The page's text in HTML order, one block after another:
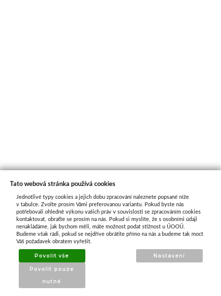
O nás
ATAX Tech je váš spolehlivý partner v oblasti
kotevní techniky, stavebního nářadí a
příslušenství již 32 let.
Specializujeme se na prodej profesionálního
nářadí značky Milwaukee a dalších
Tato webová stránka používá cookies
Jednotlivé typy cookies a jejich dobu zpracování naleznete popsané níže
v tabulce. Zvolte prosím Vámi preferovanou variantu. Pokud byste nás
potřebovali ohledně výkonu vašich práv v souvislosti se zpracováním cookies
kontaktovat, obraťte se prosím na nás. Pokud si myslíte, že s osobními údaji
nenakládáme, jak bychom měli, máte možnost podat stížnost u ÚOOÚ.
Budeme však rádi, pokud se nejdříve obrátíte přímo na nás a budeme tak moct
Váš požadavek obratem vyřešit.
Povolit vše
Povolit pouze
nutné
Nastavení